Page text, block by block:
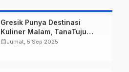
Gresik Punya Destinasi
Kuliner Malam, TanaTuju
Suguhkan Makanan UMKM,
calendar_monthJumat, 5 Sep 2025